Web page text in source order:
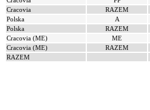
Cracovia
RAZEM
Polska
A
Polska
RAZEM
Cracovia (ME)
ME
Cracovia (ME)
RAZEM
RAZEM